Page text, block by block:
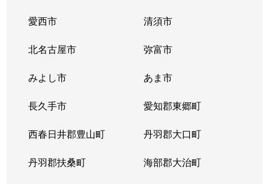
愛西市 清須市
北名古屋市 弥富市
みよし市 あま市
長久手市 愛知郡東郷町
西春日井郡豊山町 丹羽郡大口町
丹羽郡扶桑町 海部郡大治町